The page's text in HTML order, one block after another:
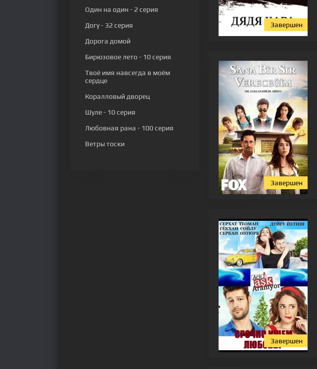
Завершен
Завершен
Завершен
Один на один - 2 серия
Догу- 32 серия
Дорога домой
Бирюзовое лето - 10 серия
Твоё имя навсегда в моём
сердце
Коралловый дворец
Шуле- 10 серия
Любовная рана - 100 серия
Ветры тоски